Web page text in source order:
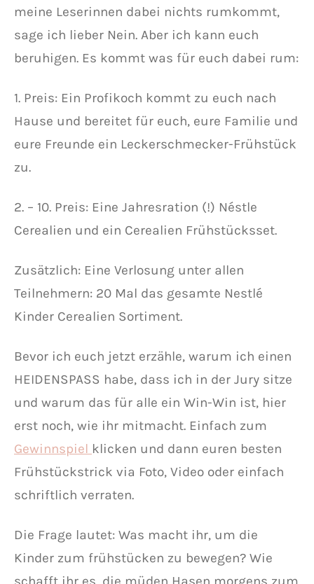
meine Leserinnen dabei nichts rumkommt,
sage ich lieber Nein. Aber ich kann euch
beruhigen. Es kommt was für euch dabei rum:
1. Preis: Ein Profikoch kommt zu euch nach
Hause und bereitet für euch, eure Familie und
eure Freunde ein Leckerschmecker-Frühstück
zu.
2. – 10. Preis: Eine Jahresration (!) Néstle
Cerealien und ein Cerealien Frühstücksset.
Zusätzlich: Eine Verlosung unter allen
Teilnehmern: 20 Mal das gesamte Nestlé
Kinder Cerealien Sortiment.
Bevor ich euch jetzt erzähle, warum ich einen
HEIDENSPASS habe, dass ich in der Jury sitze
und warum das für alle ein Win-Win ist, hier
erst noch, wie ihr mitmacht. Einfach zum
Gewinnspiel klicken und dann euren besten
Frühstückstrick via Foto, Video oder einfach
schriftlich verraten.
Die Frage lautet: Was macht ihr, um die
Kinder zum frühstücken zu bewegen? Wie